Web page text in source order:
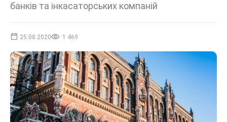
банків та інкасаторських компаній
25.08.2020 1 469